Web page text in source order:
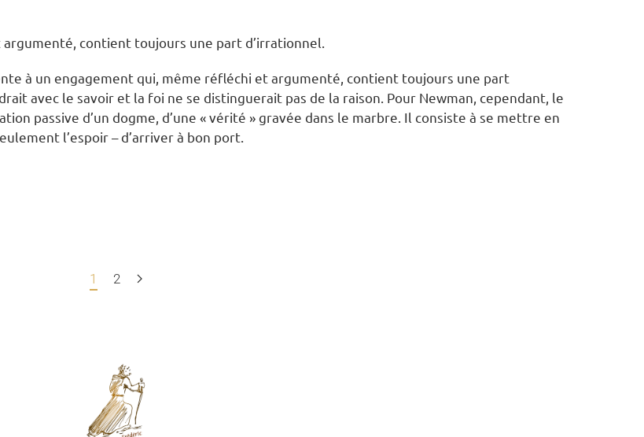
contient toujours une part d’irrationnel.
à un engagement qui, même réfléchi et argumenté, contient toujours une part
avec le savoir et la foi ne se distinguerait pas de la raison. Pour Newman, cependant, le
passive d’un dogme, d’une «vérité » gravée dans le marbre. Il consiste à se mettre en
l’espoir – d’arriver à bon port.
1 2